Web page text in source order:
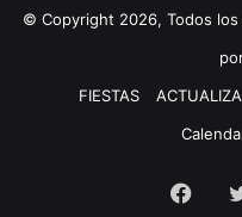
© Copyright 2026, Todos
FIESTAS